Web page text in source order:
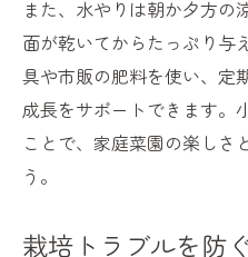
また、水やりは朝か夕方の
面が乾いてからたっぷり与
具や市販の肥料を使い、定
成長をサポートできます。
ことで、家庭菜園の楽しさ
う。
栽培トラブルを防